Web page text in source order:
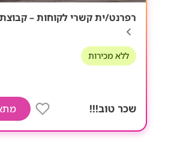
רפרנט/ית קשרי לקוחות –
ללא מכירות
שכר טוב!!!